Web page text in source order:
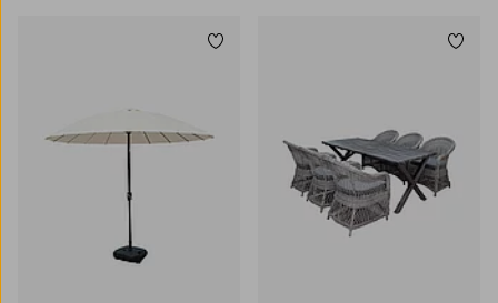
Tilføj til favoritter